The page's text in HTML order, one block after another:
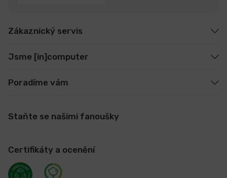
Zákaznický servis
Jsme [in]computer
Poradíme vám
Staňte se našimi fanoušky
Certifikáty a ocenění